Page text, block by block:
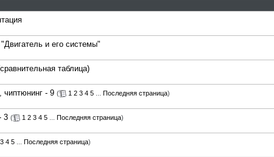
и его системы"
таблица)
- 9 ( 1 2 3 4 5 Последняя страница)
3 ( 1 2 3 4 5 Последняя страница)
3 4 5 Последняя страница)